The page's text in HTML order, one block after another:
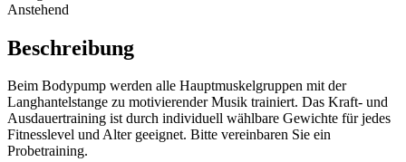
Anstehend
Beschreibung
Beim Bodypump werden alle Hauptmuskelgruppen mit der
Langhantelstange zu motivierender Musik trainiert. Das Kraft- und
Ausdauertraining ist durch individuell wählbare Gewichte für jedes
Fitnesslevel und Alter geeignet. Bitte vereinbaren Sie ein
Probetraining.